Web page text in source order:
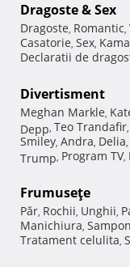
Dragoste & Sex
Dragoste, Romantic,
Casatorie, Sex,
Declaratii de
Divertisment
Meghan Markle,
Depp, Teo Trandafir,
Smiley, Andra, Delia,
Trump, Program TV,
Frumuseţe
Păr, Rochii, Unghii,
Manichiura, Sampon
Tratament celulita,